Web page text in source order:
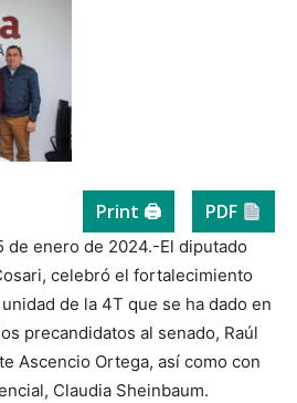
Print 🖨 PDF
de enero de 2024.-El diputado
celebró el fortalecimiento
de la 4T que se ha dado en
precandidatos al senado, Raúl
Ascencio Ortega, así como con
Claudia Sheinbaum.